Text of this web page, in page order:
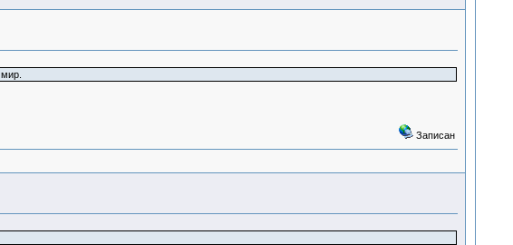
Записан